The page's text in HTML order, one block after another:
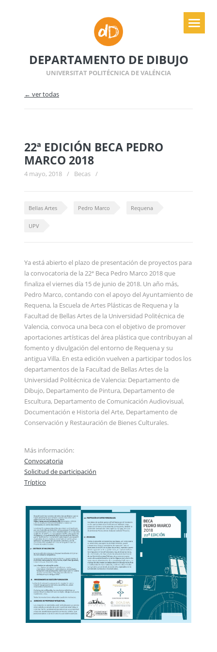
DEPARTAMENTO DE DIBUJO
UNIVERSITAT POLITÉCNICA DE VALÉNCIA
← ver todas
22ª EDICIÓN BECA PEDRO
MARCO 2018
4 mayo, 2018 / Becas /
Bellas Artes Pedro Marco Requena
UPV
Ya está abierto el plazo de presentación de proyectos para
la convocatoria de la 22ª Beca Pedro Marco 2018 que
finaliza el viernes día 15 de junio de 2018. Un año más,
Pedro Marco, contando con el apoyo del Ayuntamiento de
Requena, la Escuela de Artes Plásticas de Requena y la
Facultad de Bellas Artes de la Universidad Politécnica de
Valencia, convoca una beca con el objetivo de promover
aportaciones artísticas del área plástica que contribuyan al
fomento y divulgación del entorno de Requena y su
antigua Villa. En esta edición vuelven a participar todos los
departamentos de la Facultad de Bellas Artes de la
Universidad Politécnica de Valencia: Departamento de
Dibujo, Departamento de Pintura, Departamento de
Escultura, Departamento de Comunicación Audiovisual,
Documentación e Historia del Arte, Departamento de
Conservación y Restauración de Bienes Culturales.
Más información:
Convocatoria
Solicitud de participación
Tríptico